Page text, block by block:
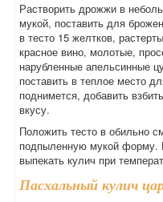
Растворить дрожжи в
мукой, поставить для
в тесто 15 желтков,
красное вино, молотые,
нарубленные апельсинные
поставить в теплое место
поднимется, добавить
вкусу.
Положить тесто в обильно
подпыленную мукой форму.
выпекать кулич при
Пасхальный кулич